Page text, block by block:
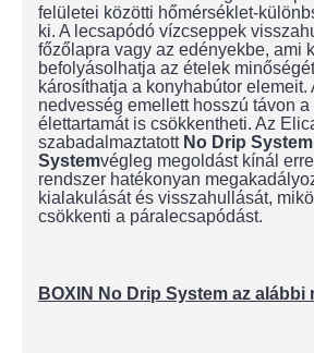
felületei közötti hőmérséklet-
ki. A lecsapódó vízcseppek
főzőlapra vagy az edényekbe, ami
befolyásolhatja az ételek
károsíthatja a konyhabútor elemeit.
nedvesség emellett hosszú távon
élettartamát is csökkentheti. Az
szabadalmaztatott No Drip System
Systemvégleg megoldást kínál
rendszer hatékonyan
kialakulását és visszahullását,
csökkenti a páralecsapódást.
BOXIN No Drip System az alábbi